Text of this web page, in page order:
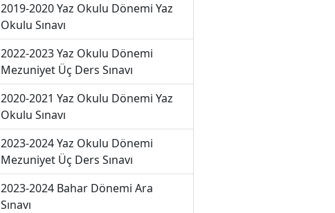
2019-2020 Yaz Okulu Dönemi Yaz
Okulu Sınavı
2022-2023 Yaz Okulu Dönemi
Mezuniyet Üç Ders Sınavı
2020-2021 Yaz Okulu Dönemi Yaz
Okulu Sınavı
2023-2024 Yaz Okulu Dönemi
Mezuniyet Üç Ders Sınavı
2023-2024 Bahar Dönemi Ara
Sınavı